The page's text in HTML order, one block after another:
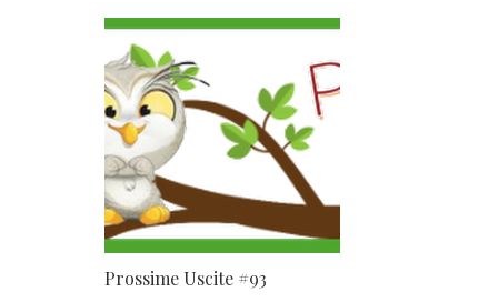
Prossime Uscite #93